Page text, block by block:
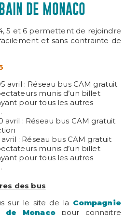
DE MONACO
4, 5 et 6 permettent de rejoindre
et sans contrainte de
avril : Réseau bus CAM gratuit
munis d’un billet
pour tous les autres
avril : Réseau bus CAM gratuit
avril : Réseau bus CAM gratuit
munis d’un billet
pour tous les autres
des bus
sur le site de la Compagnie
de Monacopour connaitre